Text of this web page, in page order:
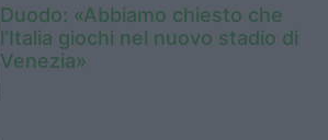
Duodo: «Abbiamo chiesto che
l’Italia giochi nel nuovo stadio di
Venezia»